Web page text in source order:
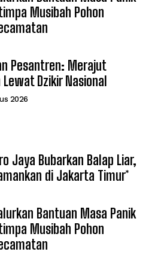
Musibah Pohon
Pesantren: Merajut
Dzikir Nasional
2026
Jaya Bubarkan Balap Liar,
di Jakarta Timur*
Bantuan Masa Panik
Musibah Pohon